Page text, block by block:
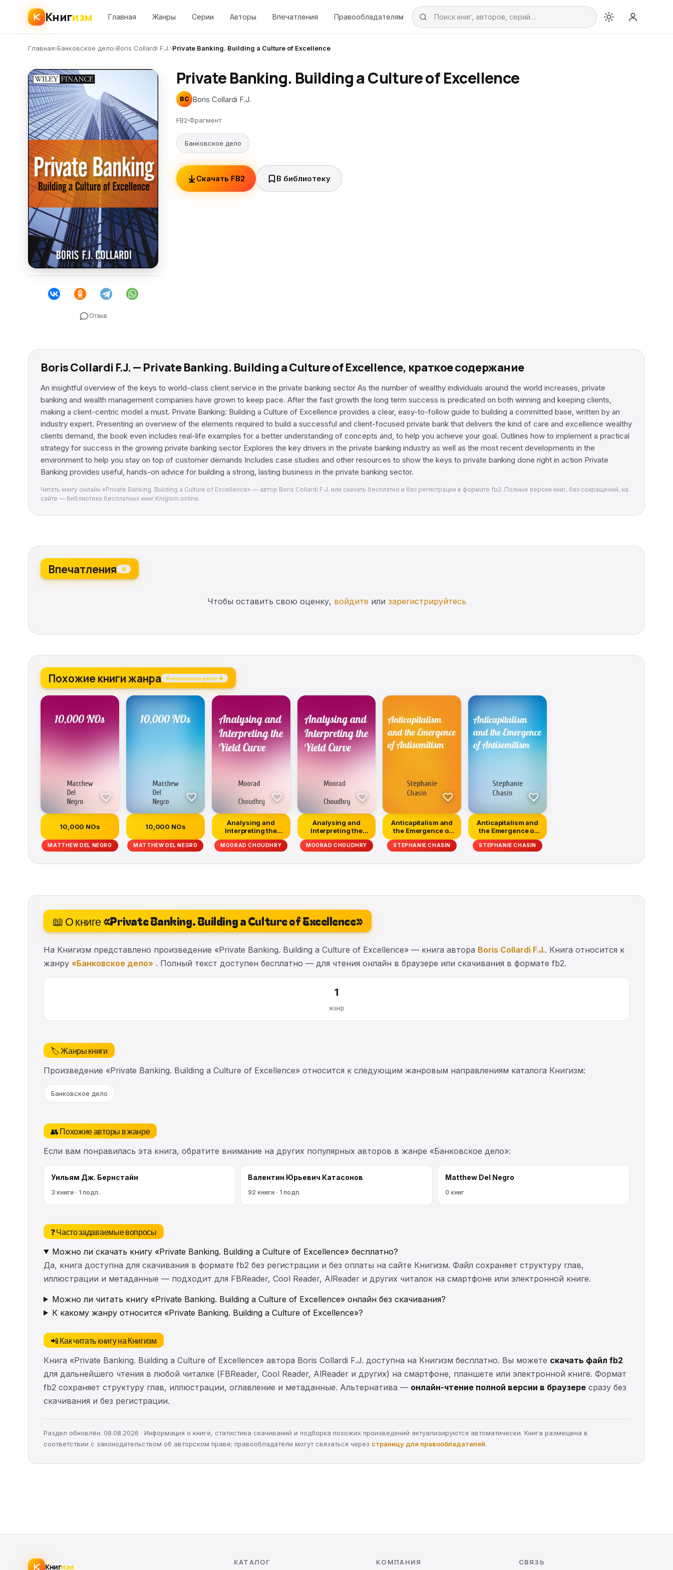
Книгизм Главная Жанры Серии Авторы Впечатления Правообладателям
Главная›Банковское дело›Boris Collardi F.J.›Private Banking. Building a Culture of Excellence
Отзыв
Private Banking. Building a Culture of Excellence
BC Boris Collardi F.J.
FB2 Фрагмент
Банковское дело
Скачать FB2 В библиотеку
Boris Collardi F.J. — Private Banking. Building a Culture of Excellence, краткое содержание
An insightful overview of the keys to world-class client service in the private banking sector As the number of wealthy individuals around the world increases, private
banking and wealth management companies have grown to keep pace. After the fast growth the long term success is predicated on both winning and keeping clients,
making a client-centric model a must. Private Banking: Building a Culture of Excellence provides a clear, easy-to-follow guide to building a committed base, written by an
industry expert. Presenting an overview of the elements required to build a successful and client-focused private bank that delivers the kind of care and excellence wealthy
clients demand, the book even includes real-life examples for a better understanding of concepts and, to help you achieve your goal. Outlines how to implement a practical
strategy for success in the growing private banking sector Explores the key drivers in the private banking industry as well as the most recent developments in the
environment to help you stay on top of customer demands Includes case studies and other resources to show the keys to private banking done right in action Private
Banking provides useful, hands-on advice for building a strong, lasting business in the private banking sector.
Читать книгу онлайн «Private Banking. Building a Culture of Excellence» — автор Boris Collardi F.J. или скачать бесплатно и без регистрации в формате fb2. Полные версии книг, без сокращений, на
сайте — библиотека бесплатных книг Knigism.online.
Впечатления 0
Чтобы оставить свою оценку, войдите или зарегистрируйтесь
Похожие книги жанра Банковское дело →
10,000 NOs
MATTHEW DEL NEGRO
10,000 NOs
MATTHEW DEL NEGRO
Analysing and
Interpreting the
Yield Curve
MOORAD CHOUDHRY
Analysing and
Interpreting the
Yield Curve
MOORAD CHOUDHRY
Anticapitalism and
the Emergence of
Antisemitism
STEPHANIE CHASIN
Anticapitalism and
the Emergence of
Antisemitism
STEPHANIE CHASIN
📖 О книге «Private Banking. Building a Culture of Excellence»
На Книгизм представлено произведение «Private Banking. Building a Culture of Excellence» — книга автора Boris Collardi F.J.. Книга относится к
жанру «Банковское дело» . Полный текст доступен бесплатно — для чтения онлайн в браузере или скачивания в формате fb2.
1
жанр
🏷️ Жанры книги
Произведение «Private Banking. Building a Culture of Excellence» относится к следующим жанровым направлениям каталога Книгизм:
Банковское дело
👥 Похожие авторы в жанре
Если вам понравилась эта книга, обратите внимание на других популярных авторов в жанре «Банковское дело»:
Уильям Дж. Бернстайн
3 книги · 1 подп.
Валентин Юрьевич Катасонов
92 книги · 1 подп.
Matthew Del Negro
0 книг
❓ Часто задаваемые вопросы
Можно ли скачать книгу «Private Banking. Building a Culture of Excellence» бесплатно?
Да, книга доступна для скачивания в формате fb2 без регистрации и без оплаты на сайте Книгизм. Файл сохраняет структуру глав,
иллюстрации и метаданные — подходит для FBReader, Cool Reader, AlReader и других читалок на смартфоне или электронной книге.
Можно ли читать книгу «Private Banking. Building a Culture of Excellence» онлайн без скачивания?
К какому жанру относится «Private Banking. Building a Culture of Excellence»?
📲 Как читать книгу на Книгизм
Книга «Private Banking. Building a Culture of Excellence» автора Boris Collardi F.J. доступна на Книгизм бесплатно. Вы можете скачать файл fb2
для дальнейшего чтения в любой читалке (FBReader, Cool Reader, AlReader и других) на смартфоне, планшете или электронной книге. Формат
fb2 сохраняет структуру глав, иллюстрации, оглавление и метаданные. Альтернатива — онлайн-чтение полной версии в браузере сразу без
скачивания и без регистрации.
Раздел обновлён: 08.08.2026 · Информация о книге, статистика скачиваний и подборка похожих произведений актуализируются автоматически. Книга размещена в
соответствии с законодательством об авторском праве; правообладатели могут связаться через страницу для правообладателей.
Книгизм
КАТАЛОГ КОМПАНИЯ СВЯЗЬ